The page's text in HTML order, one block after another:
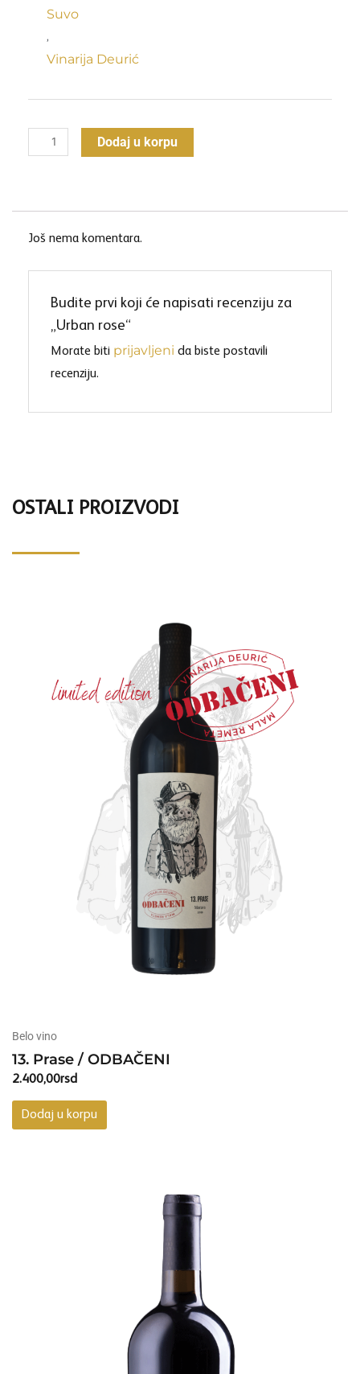
Suvo
,
Vinarija Deurić
Urban
rose
Dodaj u korpu
Još nema komentara.
Budite prvi koji će napisati recenziju za
„Urban rose“
Morate biti prijavljeni da biste postavili
recenziju.
OSTALI PROIZVODI
Belo vino
13. Prase / ODBAČENI
2.400,00rsd
Dodaj u korpu